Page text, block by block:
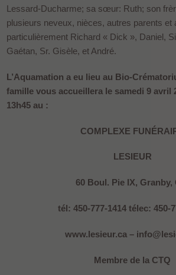
Lessard-Ducharme; sa sœur: Ruth; son
plusieurs neveux, nièces, autres parents et
particulièrement Richard « Dick », Daniel,
Gaétan, Sr. Gisèle, et André.
L’Aquamation a eu lieu au Bio-
famille vous accueillera le samedi 9 avril
13h45 au :
COMPLEXE
LESIEUR
60 Boul. Pie IX, Granby,
tél: 450-777-1414 télec: 450-
www.lesieur.ca –
Membre de la CTQ